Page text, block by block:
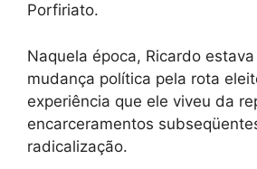
Porfiriato.
Naquela época, Ricardo
mudança política pela rota
experiência que ele viveu da
encarceramentos
radicalização.